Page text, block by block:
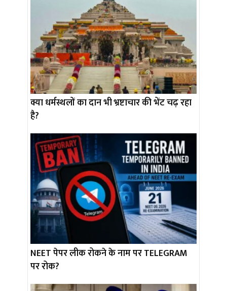
क्या धर्मस्थलों का दान भी भ्रष्टाचार की भेंट चढ़ रहा
है?
NEET पेपर लीक रोकने के नाम पर TELEGRAM
पर रोक?